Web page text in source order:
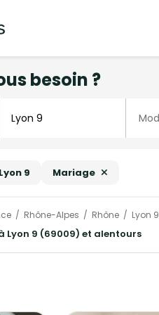
besoin ?
Lyon 9 Mariage
Rhône-Alpes Rhône Lyon 9
Lyon 9 (69009) et alentours